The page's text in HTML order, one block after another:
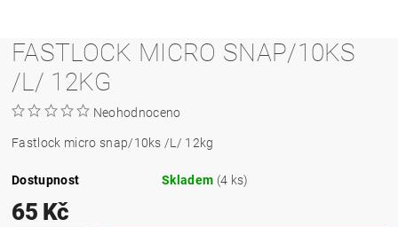
FASTLOCK MICRO SNAP/10KS
/L/ 12KG
Neohodnoceno
Fastlock micro snap/10ks /L/ 12kg
Dostupnost Skladem (4 ks)
65 Kč